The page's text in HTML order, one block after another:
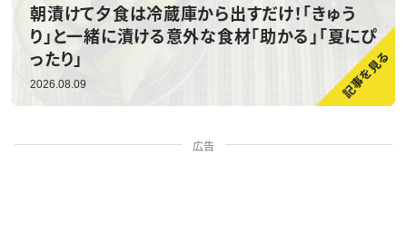
朝漬けて夕食は冷蔵庫から出すだけ！「きゅう
り」と一緒に漬ける意外な食材「助かる」「夏にぴ
ったり」
2026.08.09
広告